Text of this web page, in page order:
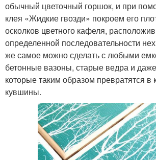
обычный цветочный горшок, и при
клея «Жидкие гвозди» покроем его
осколков цветного кафеля,
определенной последовательности
же самое можно сделать с любыми
бетонные вазоны, старые ведра и
которые таким образом превратятся в
кувшины.